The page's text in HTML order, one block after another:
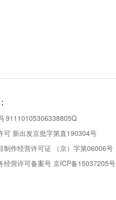
91110105306338805Q
可 新出发京批字第直190304号
制作经营许可证 （京）字第06006号
经营许可备案号 京ICP备15037205号